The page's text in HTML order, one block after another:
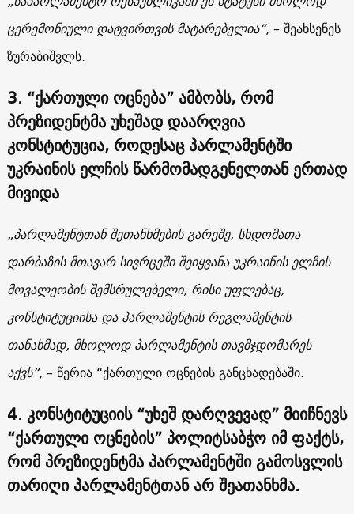
ცერემონიული დატვირთვის მატარებელია“, – შეახსენეს
ზურაბიშვლს.
3. “ქართული ოცნება” ამბობს, რომ
პრეზიდენტმა უხეშად დაარღვია
კონსტიტუცია, როდესაც პარლამენტში
უკრაინის ელჩის წარმომადგენელთან ერთად
მივიდა
„პარლამენტთან შეთანხმების გარეშე, სხდომათა
დარბაზის მთავარ სივრცეში შეიყვანა უკრაინის ელჩის
მოვალეობის შემსრულებელი, რისი უფლებაც,
კონსტიტუციისა და პარლამენტის რეგლამენტის
თანახმად, მხოლოდ პარლამენტის თავმჯდომარეს
აქვს“, – წერია “ქართული ოცნების განცხადებაში.
4. კონსტიტუციის “უხეშ დარღვევად” მიიჩნევს
“ქართული ოცნების” პოლიტსაბჭო იმ ფაქტს,
რომ პრეზიდენტმა პარლამენტში გამოსვლის
თარიღი პარლამენტთან არ შეათანხმა.